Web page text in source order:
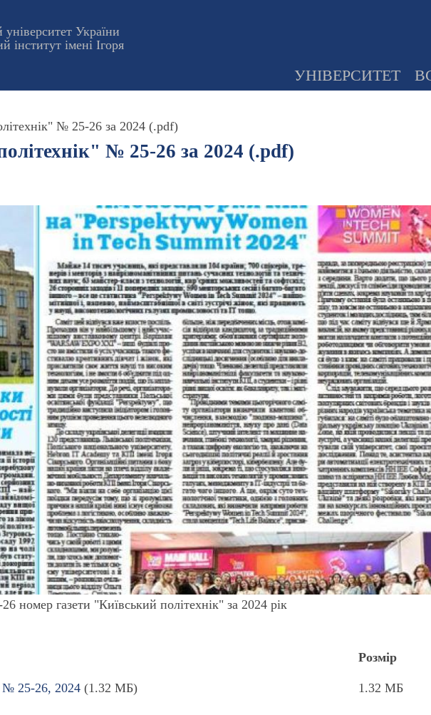
України
інститут імені Ігоря
УНІВЕРСИТЕТ
№ 25-26 за 2024 (.pdf)
№ 25-26 за 2024 (.pdf)
номер газети "Київський політехнік" за 2024 рік
Розмір
25-26, 2024 (1.32 МБ) 1.32 МБ